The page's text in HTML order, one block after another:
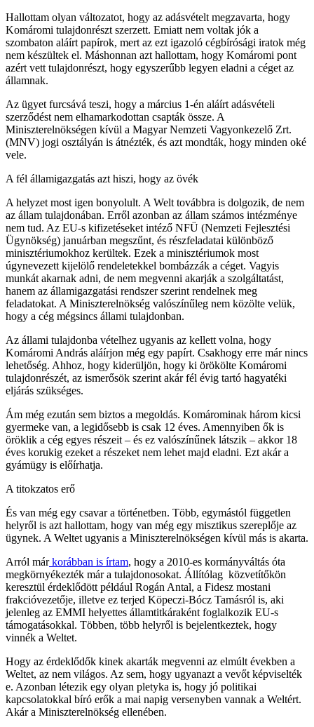
Hallottam olyan változatot, hogy az adásvételt megzavarta, hogy
Komáromi tulajdonrészt szerzett. Emiatt nem voltak jók a
szombaton aláírt papírok, mert az ezt igazoló cégbírósági iratok még
nem készültek el. Máshonnan azt hallottam, hogy Komáromi pont
azért vett tulajdonrészt, hogy egyszerűbb legyen eladni a céget az
államnak.
Az ügyet furcsává teszi, hogy a március 1-én aláírt adásvételi
szerződést nem elhamarkodottan csapták össze. A
Miniszterelnökségen kívül a Magyar Nemzeti Vagyonkezelő Zrt.
(MNV) jogi osztályán is átnézték, és azt mondták, hogy minden oké
vele.
A fél államigazgatás azt hiszi, hogy az övék
A helyzet most igen bonyolult. A Welt továbbra is dolgozik, de nem
az állam tulajdonában. Erről azonban az állam számos intézménye
nem tud. Az EU-s kifizetéseket intéző NFÜ (Nemzeti Fejlesztési
Ügynökség) januárban megszűnt, és részfeladatai különböző
minisztériumokhoz kerültek. Ezek a minisztériumok most
úgynevezett kijelölő rendeletekkel bombázzák a céget. Vagyis
munkát akarnak adni, de nem megvenni akarják a szolgáltatást,
hanem az államigazgatási rendszer szerint rendelnek meg
feladatokat. A Miniszterelnökség valószínűleg nem közölte velük,
hogy a cég mégsincs állami tulajdonban.
Az állami tulajdonba vételhez ugyanis az kellett volna, hogy
Komáromi András aláírjon még egy papírt. Csakhogy erre már nincs
lehetőség. Ahhoz, hogy kiderüljön, hogy ki örökölte Komáromi
tulajdonrészét, az ismerősök szerint akár fél évig tartó hagyatéki
eljárás szükséges.
Ám még ezután sem biztos a megoldás. Komárominak három kicsi
gyermeke van, a legidősebb is csak 12 éves. Amennyiben ők is
öröklik a cég egyes részeit – és ez valószínűnek látszik – akkor 18
éves korukig ezeket a részeket nem lehet majd eladni. Ezt akár a
gyámügy is előírhatja.
A titokzatos erő
És van még egy csavar a történetben. Több, egymástól független
helyről is azt hallottam, hogy van még egy misztikus szereplője az
ügynek. A Weltet ugyanis a Miniszterelnökségen kívül más is akarta.
Arról márkorábban is írtam, hogy a 2010-es kormányváltás óta
megkörnyékezték már a tulajdonosokat. Állítólag közvetítőkön
keresztül érdeklődött például Rogán Antal, a Fidesz mostani
frakcióvezetője, illetve ez terjed Köpeczi-Bócz Tamásról is, aki
jelenleg az EMMI helyettes államtitkáraként foglalkozik EU-s
támogatásokkal. Többen, több helyről is bejelentkeztek, hogy
vinnék a Weltet.
Hogy az érdeklődők kinek akarták megvenni az elmúlt években a
Weltet, az nem világos. Az sem, hogy ugyanazt a vevőt képviselték
e. Azonban létezik egy olyan pletyka is, hogy jó politikai
kapcsolatokkal bíró erők a mai napig versenyben vannak a Weltért.
Akár a Miniszterelnökség ellenében.